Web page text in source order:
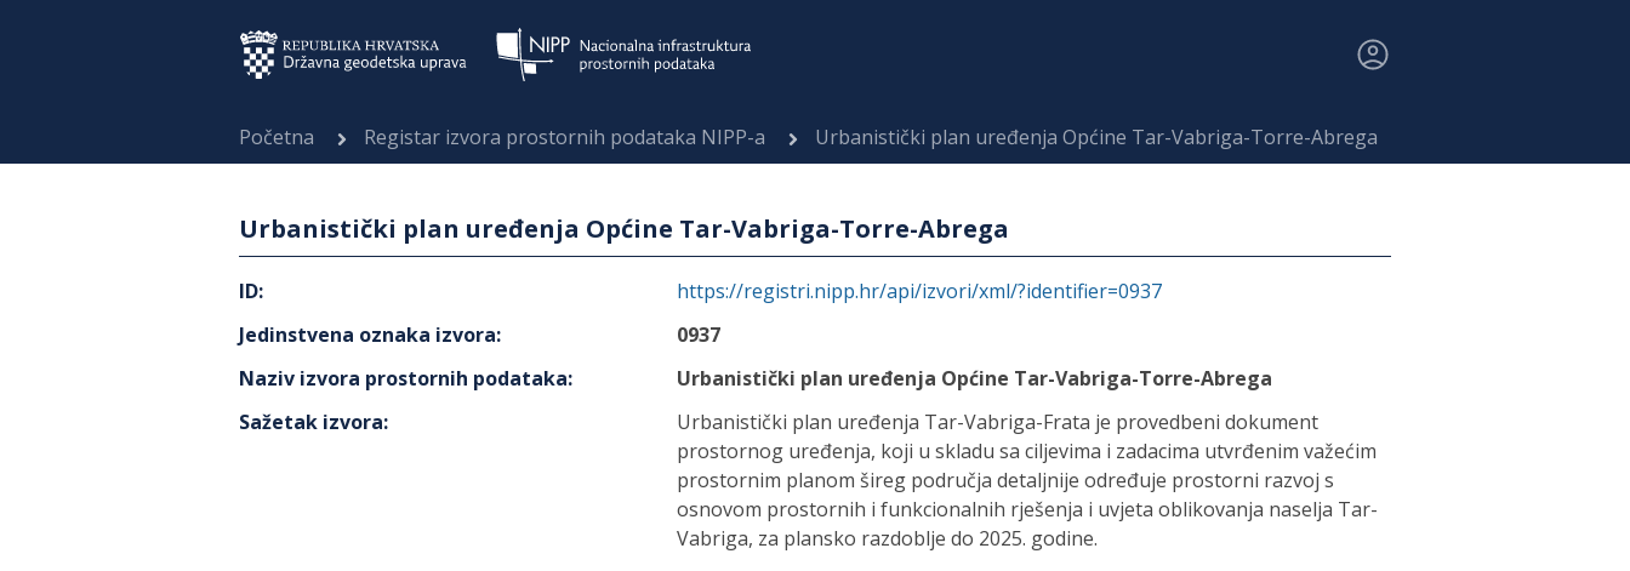
Početna Registar izvora prostornih podataka NIPP-a Urbanistički plan uređenja Općine Tar-Vabriga-Torre-Abrega
Urbanistički plan uređenja Općine Tar-Vabriga-Torre-Abrega
ID:
https://registri.nipp.hr/api/izvori/xml/?identifier=0937
Jedinstvena oznaka izvora:
0937
Naziv izvora prostornih podataka:
Urbanistički plan uređenja Općine Tar-Vabriga-Torre-Abrega
Sažetak izvora:
Urbanistički plan uređenja Tar-Vabriga-Frata je provedbeni dokument
prostornog uređenja, koji u skladu sa ciljevima i zadacima utvrđenim važećim
prostornim planom šireg područja detaljnije određuje prostorni razvoj s
osnovom prostornih i funkcionalnih rješenja i uvjeta oblikovanja naselja Tar-
Vabriga, za plansko razdoblje do 2025. godine.